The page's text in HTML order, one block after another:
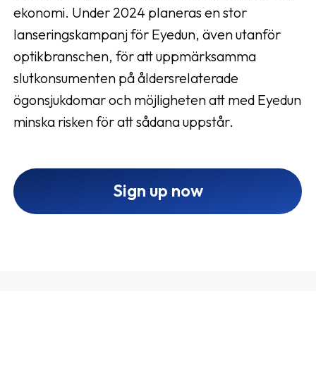
ekonomi. Under 2024 planeras en stor
lanseringskampanj för Eyedun, även utanför
optikbranschen, för att uppmärksamma
slutkonsumenten på åldersrelaterade
ögonsjukdomar och möjligheten att med Eyedun
minska risken för att sådana uppstår.
Sign up now